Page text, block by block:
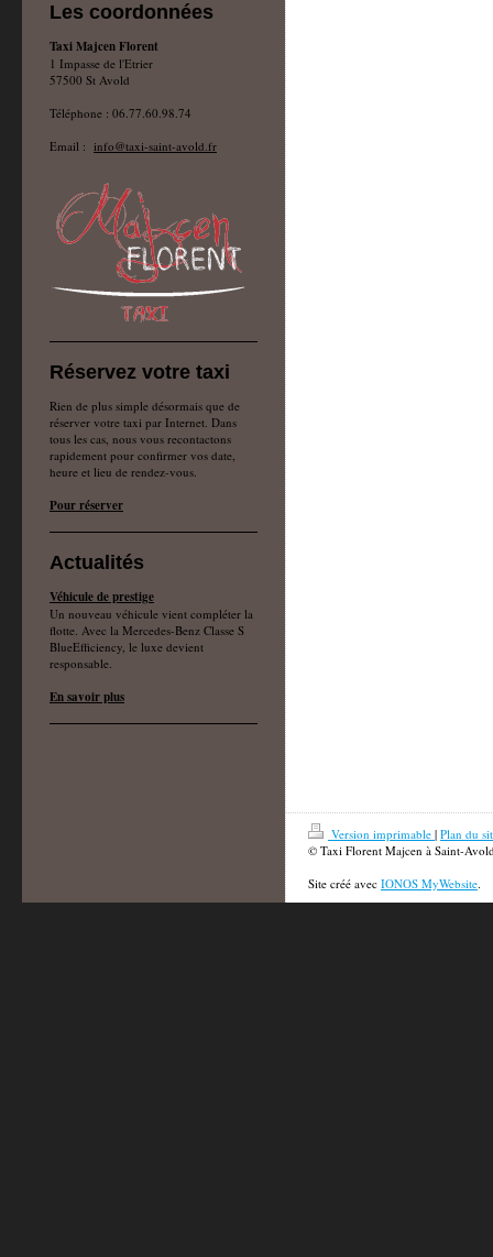
Les coordonnées
Taxi Majcen Florent
1 Impasse de l'Etrier
57500 St Avold
Téléphone : 06.77.60.98.74
Email : info@taxi-saint-avold.fr
Réservez votre taxi
Rien de plus simple désormais que de
réserver votre taxi par Internet. Dans
tous les cas, nous vous recontactons
rapidement pour confirmer vos date,
heure et lieu de rendez-vous.
Pour réserver
Actualités
Véhicule de prestige
Un nouveau véhicule vient compléter la
flotte. Avec la Mercedes-Benz Classe S
BlueEfficiency, le luxe devient
responsable.
En savoir plus
Version imprimable | Plan du
© Taxi Florent Majcen à Saint-
Site créé avec IONOS MyWebsite.